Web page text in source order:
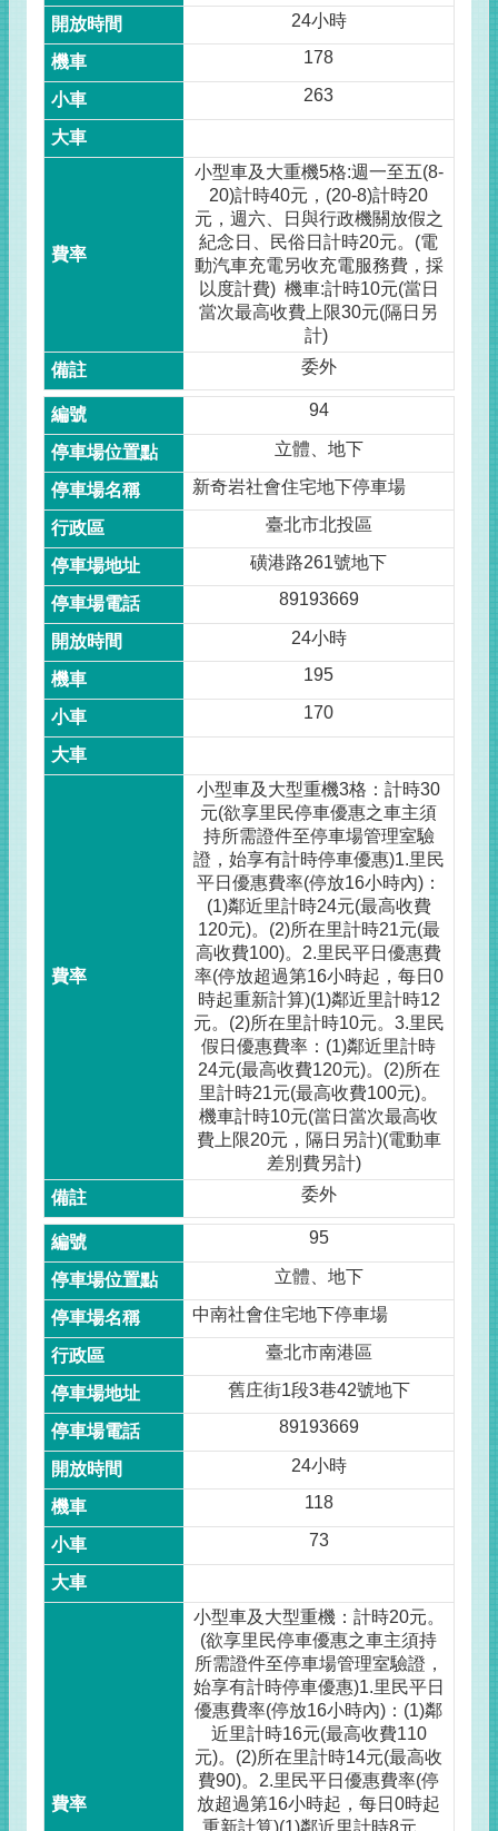
24小時
178
263
小型車及大重機5格:週一至五(8-
20)計時40元，(20-8)計時20
元，週六、日與行政機關放假之
紀念日、民俗日計時20元。(電
動汽車充電另收充電服務費，採
以度計費) 機車:計時10元(當日
當次最高收費上限30元(隔日另
計)
委外
94
立體、地下
新奇岩社會住宅地下停車場
臺北市北投區
磺港路261號地下
89193669
24小時
195
170
小型車及大型重機3格：計時30
元(欲享里民停車優惠之車主須
持所需證件至停車場管理室驗
證，始享有計時停車優惠)1.里民
平日優惠費率(停放16小時內)：
(1)鄰近里計時24元(最高收費
120元)。(2)所在里計時21元(最
高收費100)。2.里民平日優惠費
率(停放超過第16小時起，每日0
時起重新計算)(1)鄰近里計時12
元。(2)所在里計時10元。3.里民
假日優惠費率：(1)鄰近里計時
24元(最高收費120元)。(2)所在
里計時21元(最高收費100元)。
機車計時10元(當日當次最高收
費上限20元，隔日另計)(電動車
差別費另計)
委外
95
立體、地下
中南社會住宅地下停車場
臺北市南港區
舊庄街1段3巷42號地下
89193669
24小時
118
73
小型車及大型重機：計時20元。
(欲享里民停車優惠之車主須持
所需證件至停車場管理室驗證，
始享有計時停車優惠)1.里民平日
優惠費率(停放16小時內)：(1)鄰
近里計時16元(最高收費110
元)。(2)所在里計時14元(最高收
費90)。2.里民平日優惠費率(停
放超過第16小時起，每日0時起
重新計算)(1)鄰近里計時8元。